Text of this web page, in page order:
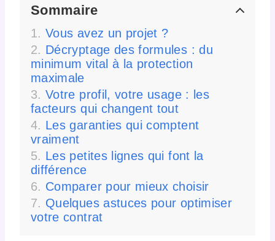
Sommaire
Vous avez un projet ?
Décryptage des formules : du
minimum vital à la protection
maximale
Votre profil, votre usage : les
facteurs qui changent tout
Les garanties qui comptent
vraiment
Les petites lignes qui font la
différence
Comparer pour mieux choisir
Quelques astuces pour optimiser
votre contrat